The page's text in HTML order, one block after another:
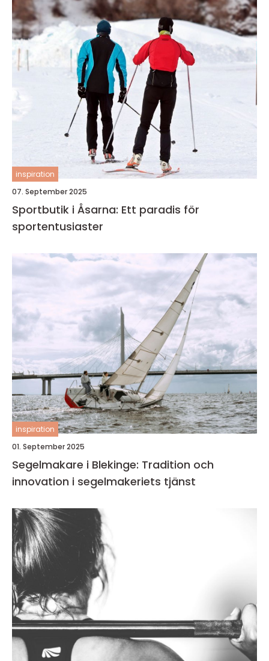
inspiration
07. September 2025
Sportbutik i Åsarna: Ett paradis för
sportentusiaster
inspiration
01. September 2025
Segelmakare i Blekinge: Tradition och
innovation i segelmakeriets tjänst